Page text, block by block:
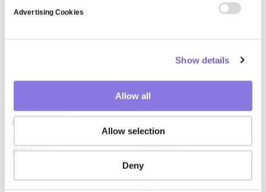
Advertising Cookies
Show details
Allow all
Allow selection
Deny
플랫폼 핵심 역량
LLM Capsule